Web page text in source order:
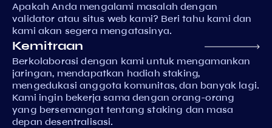
Apakah Anda mengalami masalah dengan
validator atau situs web kami? Beri tahu kami dan
kami akan segera mengatasinya.
Kemitraan
Berkolaborasi dengan kami untuk mengamankan
jaringan, mendapatkan hadiah staking,
mengedukasi anggota komunitas, dan banyak lagi.
Kami ingin bekerja sama dengan orang-orang
yang bersemangat tentang staking dan masa
depan desentralisasi.